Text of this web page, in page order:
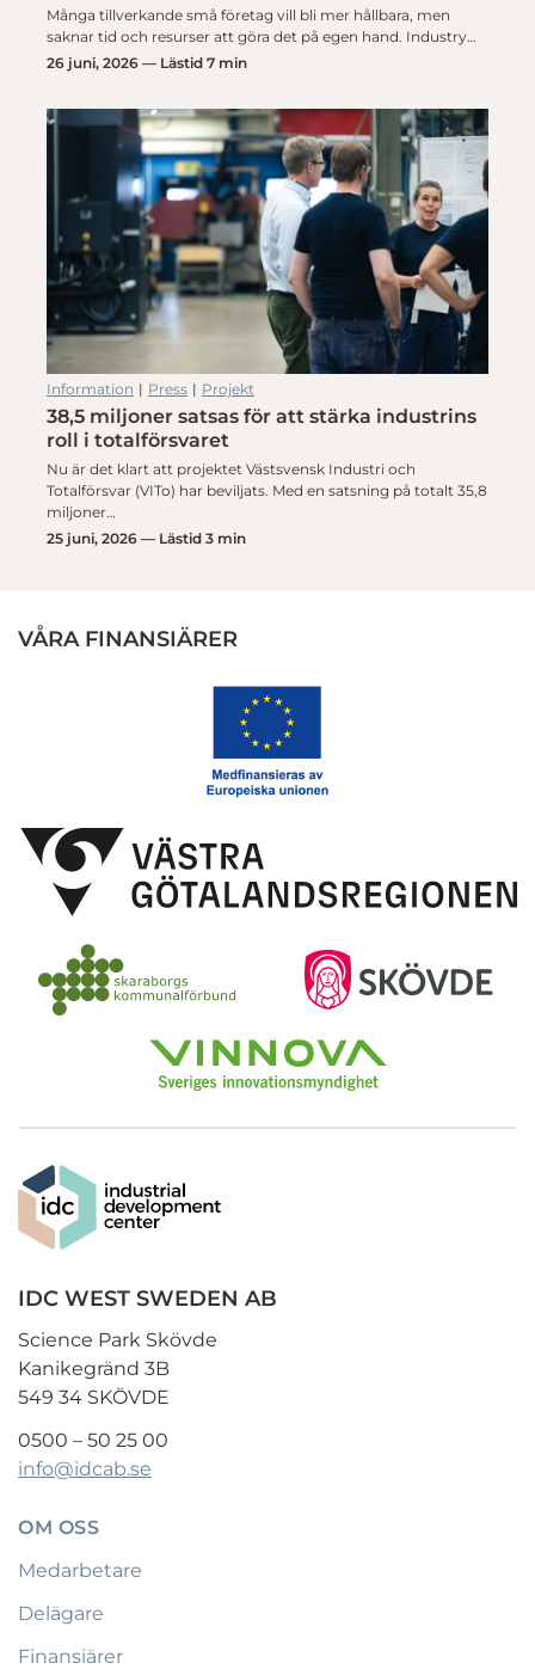
Många tillverkande små företag vill bli mer hållbara, men
saknar tid och resurser att göra det på egen hand. Industry…
26 juni, 2026 — Lästid 7 min
Information | Press | Projekt
38,5 miljoner satsas för att stärka industrins
roll i totalförsvaret
Nu är det klart att projektet Västsvensk Industri och
Totalförsvar (VITo) har beviljats. Med en satsning på totalt 35,8
miljoner…
25 juni, 2026 — Lästid 3 min
VÅRA FINANSIÄRER
IDC WEST SWEDEN AB
Science Park Skövde
Kanikegränd 3B
549 34 SKÖVDE
0500 – 50 25 00
info@idcab.se
OM OSS
Medarbetare
Delägare
Finansiärer